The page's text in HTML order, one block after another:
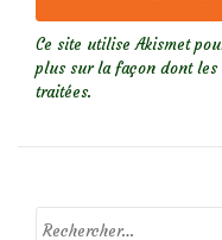
Ce site utilise Akismet
plus sur la façon dont les
traitées.